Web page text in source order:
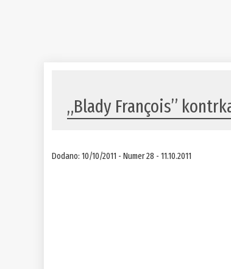
„Blady François”
Dodano: 10/10/2011 - Numer 28 - 11.10.2011